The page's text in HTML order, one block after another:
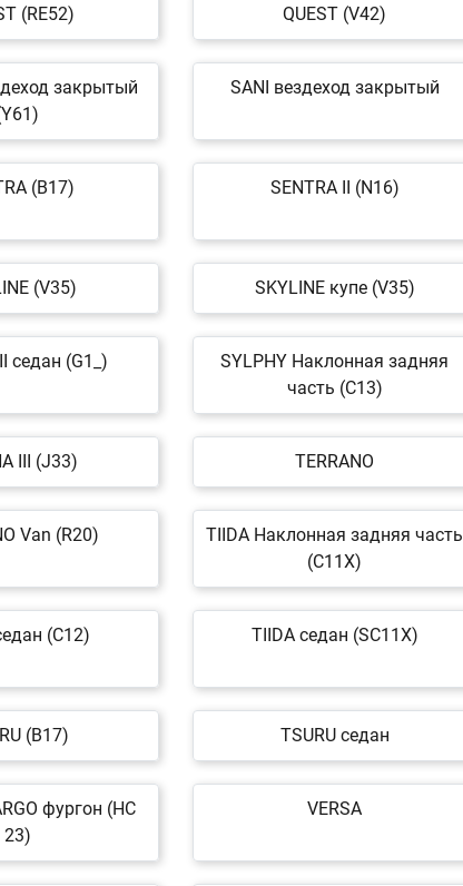
(RE52) QUEST (V42)
закрытый
SANI вездеход закрытый
(B17) SENTRA II (N16)
(V35) SKYLINE купе (V35)
седан (G1_)
SYLPHY Наклонная задняя
часть (C13)
III (J33) TERRANO
Van (R20)
TIIDA Наклонная задняя часть
(C11X)
(C12) TIIDA седан (SC11X)
(B17) TSURU седан
фургон (HC
23)
VERSA